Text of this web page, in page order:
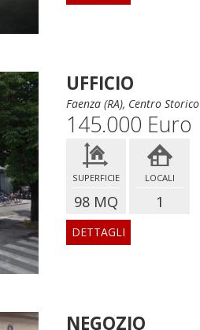
UFFICIO
Faenza (RA), Centro Storico
145.000 Euro
SUPERFICIE
98 MQ
LOCALI
1
DETTAGLI
NEGOZIO